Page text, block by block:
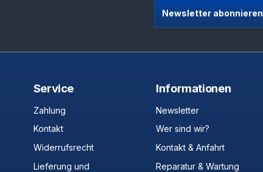
Newsletter abonnieren
Service
Zahlung
Kontakt
Widerrufsrecht
Lieferung und
Informationen
Newsletter
Wer sind wir?
Kontakt & Anfahrt
Reparatur & Wartung